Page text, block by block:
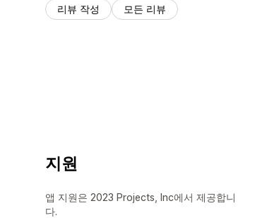
리뷰 작성 모든 리뷰
지원
앱 지원은 2023 Projects, Inc에서 제공합니
다.